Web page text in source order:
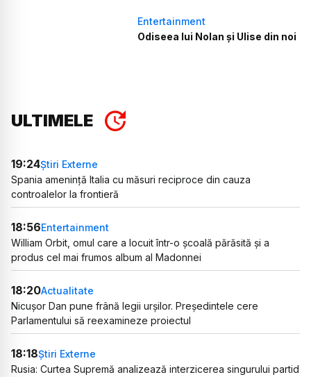
Entertainment
Odiseea lui Nolan și Ulise din noi
ULTIMELE
19:24Știri Externe
Spania amenință Italia cu măsuri reciproce din cauza
controalelor la frontieră
18:56Entertainment
William Orbit, omul care a locuit într-o școală părăsită și a
produs cel mai frumos album al Madonnei
18:20Actualitate
Nicușor Dan pune frână legii urșilor. Președintele cere
Parlamentului să reexamineze proiectul
18:18Știri Externe
Rusia: Curtea Supremă analizează interzicerea singurului partid